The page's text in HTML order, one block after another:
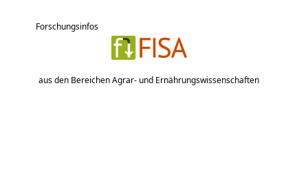
Forschungsinfos
aus den Bereichen Agrar- und Ernährungswissenschaften